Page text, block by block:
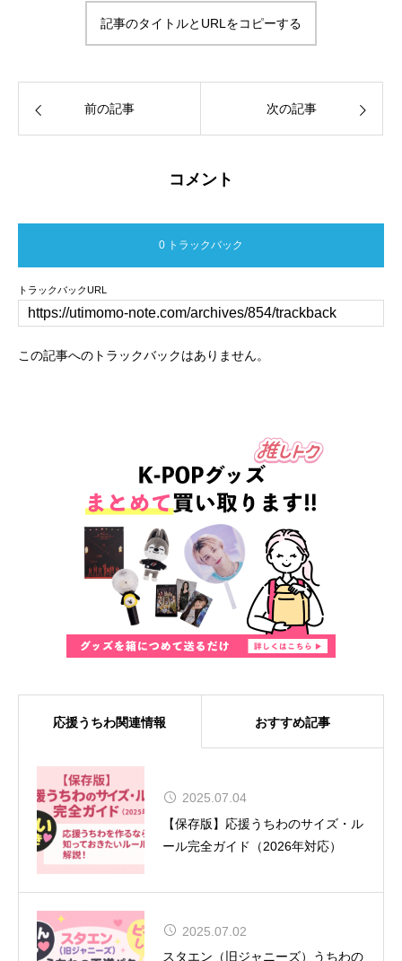
記事のタイトルとURLをコピーする
前の記事 次の記事
コメント
0 トラックバック
トラックバックURL
この記事へのトラックバックはありません。
応援うちわ関連情報 おすすめ記事
2025.07.04
【保存版】応援うちわのサイズ・ル
ール完全ガイド（2026年対応）
2025.07.02
スタエン（旧ジャニーズ）うちわの
MUSE、8年ぶりの来日が決定！大
阪では『SONIC EXPO 2025』のヘ
ッドライナーとして特別公演を実施
舞台『呪術廻戦』-懐玉・玉折- 全キ